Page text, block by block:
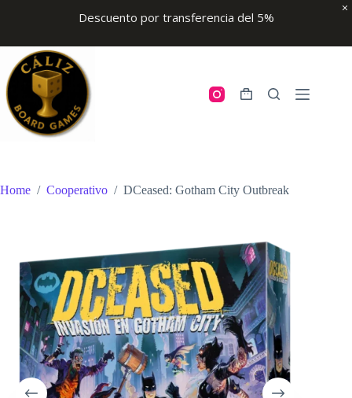
Descuento por transferencia del 5%
content
Shopping
Home / Cooperativo / DCeased: Gotham City Outbreak